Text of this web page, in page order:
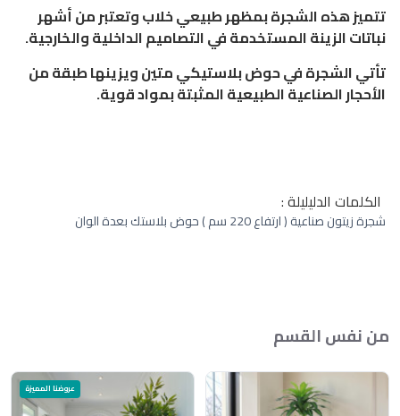
تتميز هذه الشجرة بمظهر طبيعي خلاب وتعتبر من أشهر
نباتات الزينة المستخدمة في التصاميم الداخلية والخارجية.
تأتي الشجرة في حوض بلاستيكي متين ويزينها طبقة من
الأحجار الصناعية الطبيعية المثبتة بمواد قوية.
الكلمات الدليليلة :
شجرة زيتون صناعية ( ارتفاع 220 سم ) حوض بلاستك بعدة الوان
من نفس القسم
عروضنا المميزة